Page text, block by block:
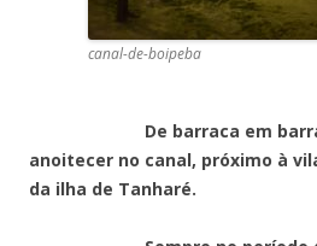
canal-de-boipeba
De barraca em barraca
anoitecer no canal, próximo à
da ilha de Tanharé.